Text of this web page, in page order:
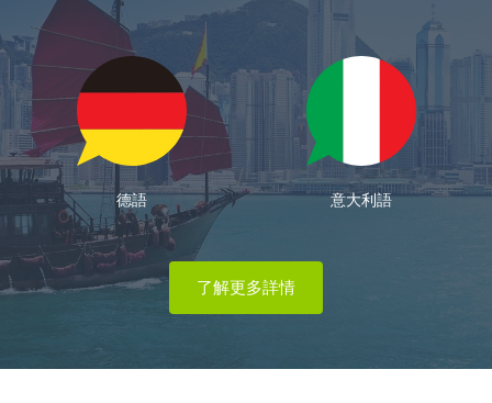
意大利語 西班牙語
了解更多詳情